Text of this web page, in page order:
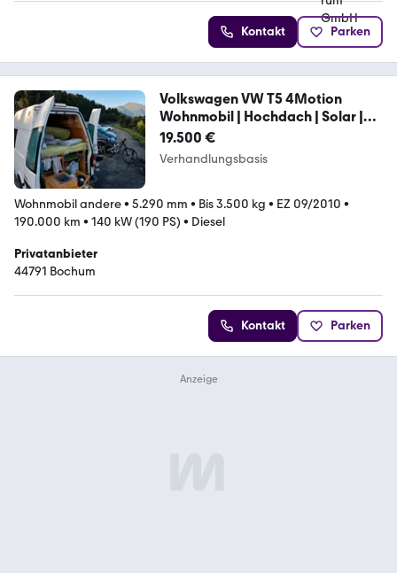
Kontakt Parken
Volkswagen VW T5 4Motion
Wohnmobil | Hochdach | Solar |
Sta
19.500 €
Verhandlungsbasis
Wohnmobil andere• 5.290 mm • Bis 3.500 kg • EZ 09/2010 •
190.000 km • 140 kW (190 PS) • Diesel
Privatanbieter
44791 Bochum
Kontakt Parken